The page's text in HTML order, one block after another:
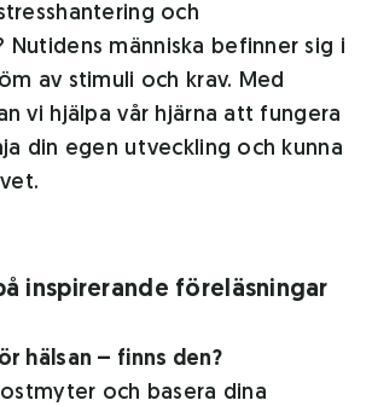
och
Nutidens människa befinner sig i
av stimuli och krav. Med
vi hjälpa vår hjärna att fungera
din egen utveckling och kunna
inspirerande föreläsningar
hälsan – finns den?
och basera dina